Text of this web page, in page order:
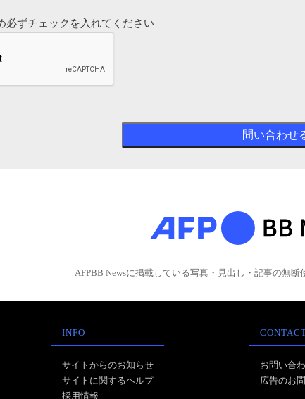
必ずチェックを入れてください
AFPBB Newsに掲載している写真・見出し・記事の無断
INFO
サイトからのお知らせ
サイトに関するヘルプ
採用情報
お問い合
広告のお